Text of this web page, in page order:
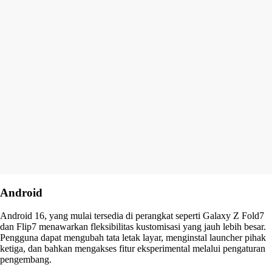
Android
Android 16, yang mulai tersedia di perangkat seperti Galaxy Z Fold7
dan Flip7 menawarkan fleksibilitas kustomisasi yang jauh lebih besar.
Pengguna dapat mengubah tata letak layar, menginstal launcher pihak
ketiga, dan bahkan mengakses fitur eksperimental melalui pengaturan
pengembang.